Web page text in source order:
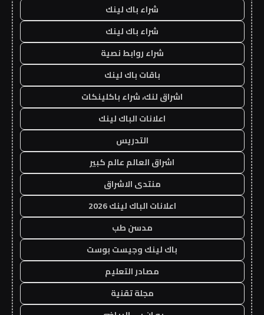
شراء باك لينك
شراء باك لينك
شراء روابط نصية
باقات باك لينك
اشراق لنك، شراء باكلينكات
اعلانات الباك لينك
التدريس
اشراق العالم عالم كبير
منتدى الاشراق
اعلانات الباك لينك 2026
مدسن طب
باك لينك وجيست بوست
مصادر التعليم
مجلة تقنية